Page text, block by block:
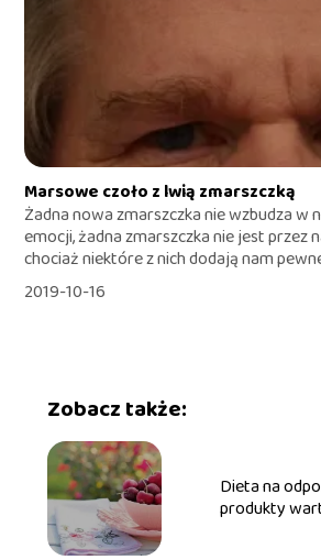
Marsowe czoło z lwią zmarszczką
Żadna nowa zmarszczka nie wzbudza w
emocji, żadna zmarszczka nie jest przez
chociaż niektóre z nich dodają nam
2019-10-16
Zobacz także:
Dieta na
produkty